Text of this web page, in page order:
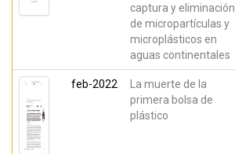
captura y eliminación
de micropartículas y
microplásticos en
aguas continentales
feb-2022
La muerte de la
primera bolsa de
plástico